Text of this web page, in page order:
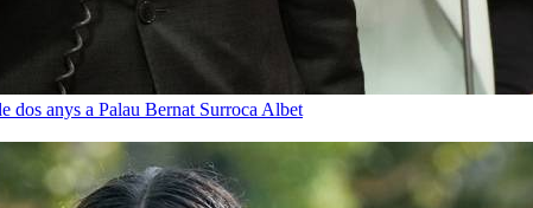
dos anys a Palau Bernat Surroca Albet